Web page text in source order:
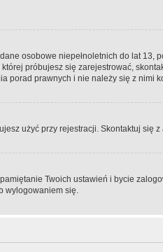
osobowe niepełnoletnich do lat
próbujesz się zarejestrować,
porad prawnych i nie należy się z nimi
użyć przy rejestracji. Skontaktuj się
Twoich ustawień i bycie
wylogowaniem się.